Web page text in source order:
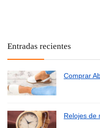
Entradas recientes
Comprar
Relojes de